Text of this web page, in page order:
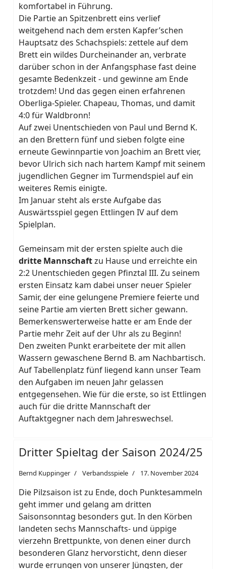
komfortabel in Führung.
Die Partie an Spitzenbrett eins verlief
weitgehend nach dem ersten Kapfer’schen
Hauptsatz des Schachspiels: zettele auf dem
Brett ein wildes Durcheinander an, verbrate
darüber schon in der Anfangsphase fast deine
gesamte Bedenkzeit - und gewinne am Ende
trotzdem! Und das gegen einen erfahrenen
Oberliga-Spieler. Chapeau, Thomas, und damit
4:0 für Waldbronn!
Auf zwei Unentschieden von Paul und Bernd K.
an den Brettern fünf und sieben folgte eine
erneute Gewinnpartie von Joachim an Brett vier,
bevor Ulrich sich nach hartem Kampf mit seinem
jugendlichen Gegner im Turmendspiel auf ein
weiteres Remis einigte.
Im Januar steht als erste Aufgabe das
Auswärtsspiel gegen Ettlingen IV auf dem
Spielplan.
Gemeinsam mit der ersten spielte auch die
dritte Mannschaftzu Hause und erreichte ein
2:2 Unentschieden gegen Pfinztal III. Zu seinem
ersten Einsatz kam dabei unser neuer Spieler
Samir, der eine gelungene Premiere feierte und
seine Partie am vierten Brett sicher gewann.
Bemerkenswerterweise hatte er am Ende der
Partie mehr Zeit auf der Uhr als zu Beginn!
Den zweiten Punkt erarbeitete der mit allen
Wassern gewaschene Bernd B. am Nachbartisch.
Auf Tabellenplatz fünf liegend kann unser Team
den Aufgaben im neuen Jahr gelassen
entgegensehen. Wie für die erste, so ist Ettlingen
auch für die dritte Mannschaft der
Auftaktgegner nach dem Jahreswechsel.
Dritter Spieltag der Saison 2024/25
Bernd Kuppinger Verbandsspiele 17. November 2024
Die Pilzsaison ist zu Ende, doch Punktesammeln
geht immer und gelang am dritten
Saisonsonntag besonders gut. In den Körben
landeten sechs Mannschafts- und üppige
vierzehn Brettpunkte, von denen einer durch
besonderen Glanz hervorsticht, denn dieser
wurde errungen von unserer Jüngsten, der